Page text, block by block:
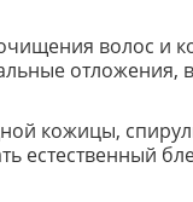
волос и
кожицы,